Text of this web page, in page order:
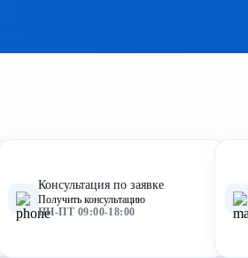
Консультация по заявке
Получить консультацию
ПН-ПТ 09:00-18:00